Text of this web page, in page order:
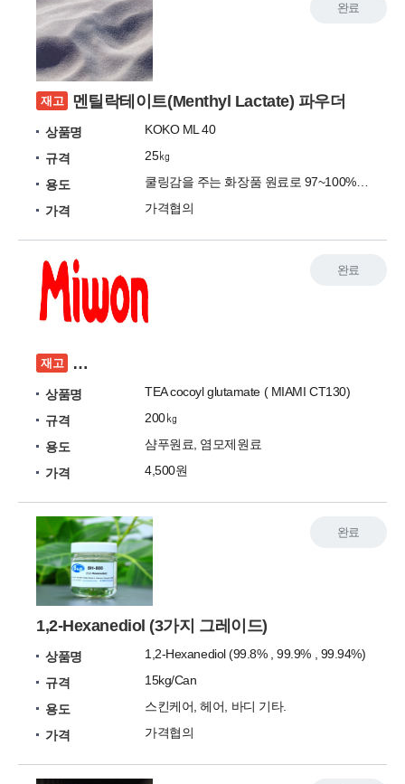
재고 멘틸락테이트(Menthyl Lactate) 파우더
상품명
KOKO ML 40
규격
25㎏
용도
쿨링감을 주는 화장품 원료로 97~100% 농도
가격
가격협의
완료
재고 RE: 저희 재고가 있어 사용하시는 지 여쭙고자
상품명
TEA cocoyl glutamate ( MIAMI CT130)
규격
200㎏
용도
샴푸원료, 염모제원료
가격
4,500원
완료
1,2-Hexanediol (3가지 그레이드)
상품명
1,2-Hexanediol (99.8% , 99.9% , 99.94%)
규격
15kg/Can
용도
스킨케어, 헤어, 바디 기타.
가격
가격협의
완료